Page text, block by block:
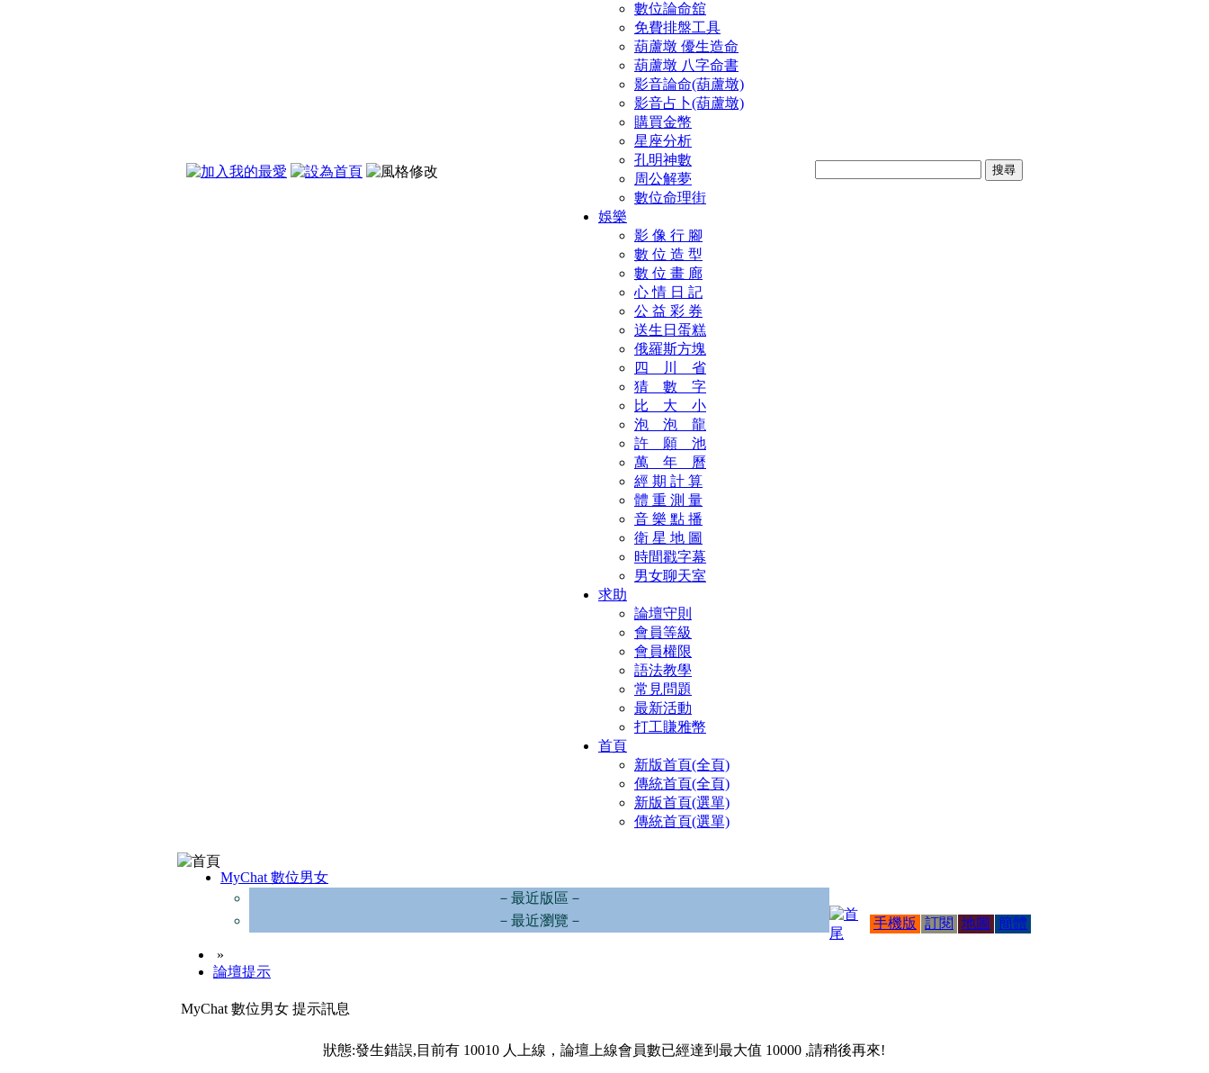
數位論命舘
免費排盤工具
葫蘆墩 優生造命
葫蘆墩 八字命書
影音論命(葫蘆墩)
影音占卜(葫蘆墩)
購買金幣
星座分析
孔明神數
周公解夢
數位命理街
娛樂
影 像 行 腳
數 位 造 型
數 位 畫 廊
心 情 日 記
公 益 彩 券
送生日蛋糕
俄羅斯方塊
四 川 省
猜 數 字
比 大 小
泡 泡 龍
許 願 池
萬 年 曆
經 期 計 算
體 重 測 量
音 樂 點 播
衛 星 地 圖
時間戳字幕
男女聊天室
求助
論壇守則
會員等級
會員權限
語法教學
常見問題
最新活動
打工賺雅幣
首頁
新版首頁(全頁)
傳統首頁(全頁)
新版首頁(選單)
傳統首頁(選單)
MyChat 數位男女
－最近版區－
－最近瀏覽－
»
論壇提示
手機版 訂閱 地圖 簡體
MyChat 數位男女 提示訊息
狀態:發生錯誤,目前有 10010 人上線，論壇上線會員數已經達到最大值 10000 ,請稍後再來!